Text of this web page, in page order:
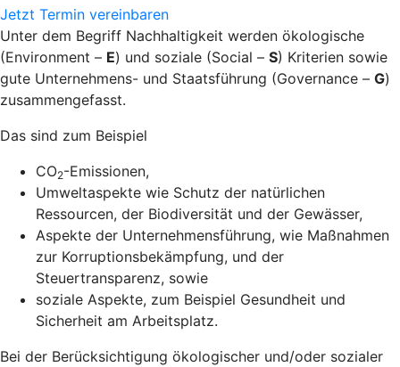
Jetzt Termin vereinbaren
Unter dem Begriff Nachhaltigkeit werden ökologische
(Environment – E) und soziale (Social – S) Kriterien sowie
gute Unternehmens- und Staatsführung (Governance – G)
zusammengefasst.
Das sind zum Beispiel
CO2-Emissionen,
Umweltaspekte wie Schutz der natürlichen
Ressourcen, der Biodiversität und der Gewässer,
Aspekte der Unternehmensführung, wie Maßnahmen
zur Korruptionsbekämpfung, und der
Steuertransparenz, sowie
soziale Aspekte, zum Beispiel Gesundheit und
Sicherheit am Arbeitsplatz.
Bei der Berücksichtigung ökologischer und/oder sozialer